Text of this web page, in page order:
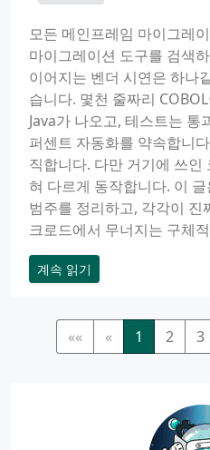
모든 메인프레임 마이그레
마이그레이션 도구를 검색
이어지는 벤더 시연은 하나
습니다. 몇천 줄짜리
Java가 나오고, 테스트는
퍼센트 자동화를 약속합니
직합니다. 다만 거기에 쓰인
혀 다르게 동작합니다. 이
범주를 정리하고, 각각이 진
크로드에서 무너지는 구체
계속 읽기
«« « 1 2 3